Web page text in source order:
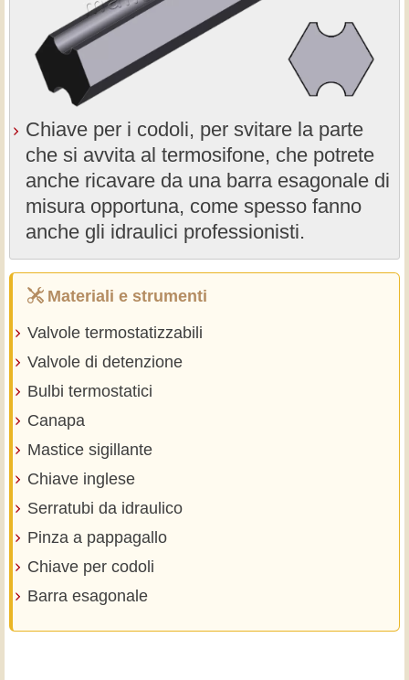
Chiave per i codoli, per svitare la parte
che si avvita al termosifone, che potrete
anche ricavare da una barra esagonale di
misura opportuna, come spesso fanno
anche gli idraulici professionisti.
Materiali e strumenti
Valvole termostatizzabili
Valvole di detenzione
Bulbi termostatici
Canapa
Mastice sigillante
Chiave inglese
Serratubi da idraulico
Pinza a pappagallo
Chiave per codoli
Barra esagonale